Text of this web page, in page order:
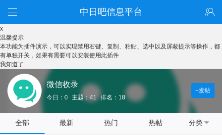
中日吧信息平台
x
温馨提示
本功能为插件演示，可以实现禁用右键、复制、粘贴、选中以及屏蔽提示等操作，都
有单独开关，如果有需要可以安装使用此插件
我知道了
微信收录
今日：0 主题：41 排名：18
+发帖
全部 最新 热门 热帖 分类